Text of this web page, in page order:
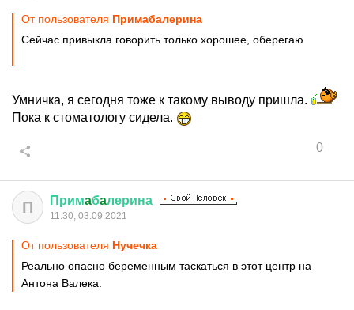
От пользователя Примaбaлерина
Сейчас привыкла говорить только хорошее, оберегаю
Умничка, я сегодня тоже к такому выводу пришла.
Пока к стоматологу сидела.
0
П Примaбaлерина
11:30, 03.09.2021
От пользователя Нучечка
Реально опасно беременным таскаться в этот центр на
Антона Валека.